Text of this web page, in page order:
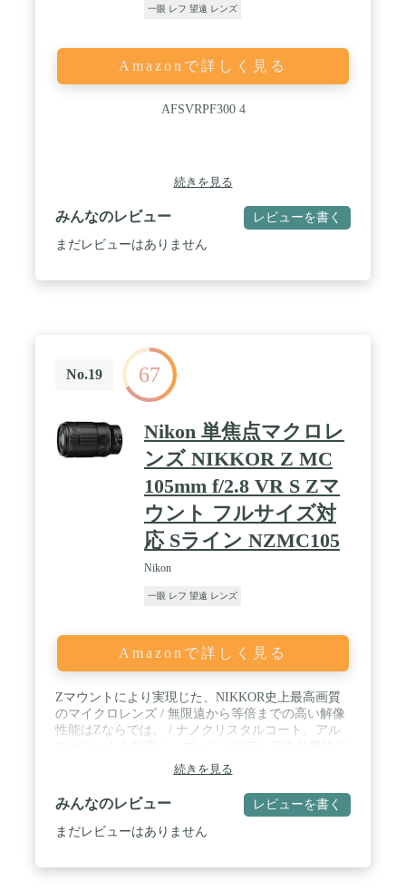
一眼 レフ 望遠 レンズ
Amazonで詳しく見る
AFSVRPF300 4
続きを見る
みんなのレビュー レビューを書く
まだレビューはありません
No.19 67
Nikon 単焦点マクロレ
ンズ NIKKOR Z MC
105mm f/2.8 VR S Zマ
ウント フルサイズ対
応 Sライン NZMC105
Nikon
一眼 レフ 望遠 レンズ
Amazonで詳しく見る
Zマウントにより実現じた、NIKKOR史上最高画質
のマイクロレンズ / 無限遠から等倍までの高い解像
性能はZならでは。 / ナノクリスタルコート、アル
抑制。 / 中望遠で効果に差が出るVR（手振れ補正）
は4.5段。 / AF-S Micro 105mmと比べ、質量は約
120g（約16％分）の軽量化を達成。Zボディと組み
合わせれば更にコンパクトに。
続きを見る
みんなのレビュー レビューを書く
まだレビューはありません